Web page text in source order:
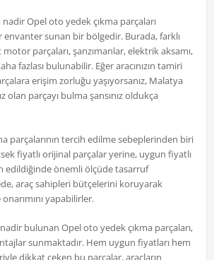
nadir Opel oto yedek çıkma parçaları
sunan bir bölgedir. Burada, farklı
parçaları, şanzımanlar, elektrik aksamı,
fazlası bulunabilir. Eğer aracınızın tamiri
erişim zorluğu yaşıyorsanız, Malatya
olan parçayı bulma şansınız oldukça
parçalarının tercih edilme sebeplerinden biri
fiyatlı orijinal parçalar yerine, uygun fiyatlı
edildiğinde önemli ölçüde tasarruf
araç sahipleri bütçelerini koruyarak
yapabilirler.
bulunan Opel oto yedek çıkma parçaları,
sunmaktadır. Hem uygun fiyatları hem
dikkat çeken bu parçalar, araçların